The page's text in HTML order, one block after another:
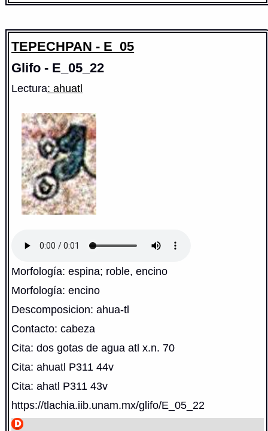
TEPECHPAN - E_05
Glifo - E_05_22
Lectura: ahuatl
Morfología: espina; roble, encino
Morfología: encino
Descomposicion: ahua-tl
Contacto: cabeza
Cita: dos gotas de agua atl x.n. 70
Cita: ahuatl P311 44v
Cita: ahatl P311 43v
https://tlachia.iib.unam.mx/glifo/E_05_22